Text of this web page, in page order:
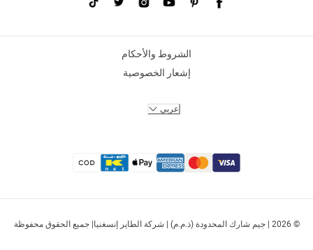
© 2026 | جيم شارك المحدودة (ذ.م.م) | شركة الطاير إنسغنيا| جميع الحقوق محفوظة
الشروط والأحكام
إشعار الخصوصية
عربي